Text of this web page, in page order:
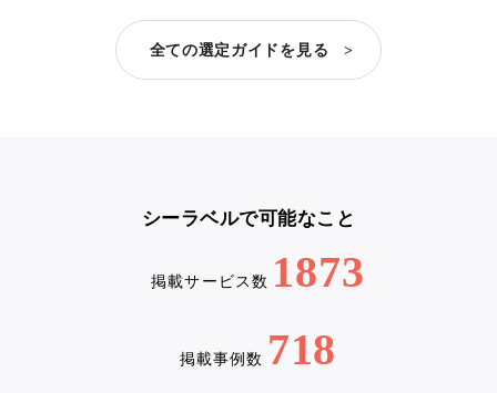
全ての選定ガイドを見る >
シーラベルで可能なこと
掲載サービス数 1873
掲載事例数 718